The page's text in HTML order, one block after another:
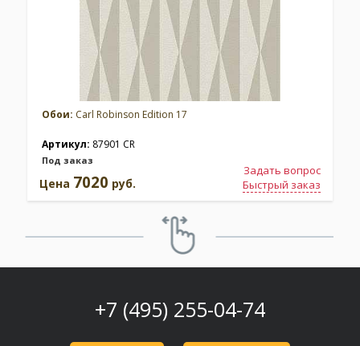
Обои: Carl Robinson Edition 17
Артикул: 87901 CR
Под заказ
Задать вопрос
Быстрый заказ
Цена 7020 руб.
+7 (495) 255-04-74